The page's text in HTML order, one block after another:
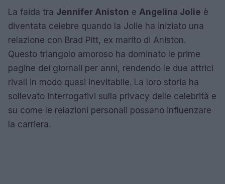
La faida tra Jennifer Aniston e Angelina Jolie è
diventata celebre quando la Jolie ha iniziato una
relazione con Brad Pitt, ex marito di Aniston.
Questo triangolo amoroso ha dominato le prime
pagine dei giornali per anni, rendendo le due attrici
rivali in modo quasi inevitabile. La loro storia ha
sollevato interrogativi sulla privacy delle celebrità e
su come le relazioni personali possano influenzare
la carriera.